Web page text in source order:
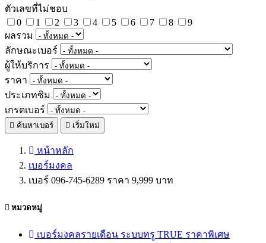
ตัวเลขที่ไม่ชอบ
0
1 2 3 4 5 6 7 8
9
ผลรวม
ลักษณะเบอร์
ผู้ให้บริการ
ราคา
ประเภทซิม
เกรดเบอร์
ค้นหาเบอร์ เริ่มใหม่
หน้าหลัก
เบอร์มงคล
เบอร์ 096-745-6289 ราคา 9,999 บาท
หมวดหมู่
เบอร์มงคลรายเดือน ระบบทรู TRUE ราคาพิเศษ